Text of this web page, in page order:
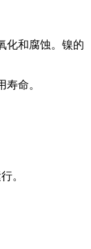
化和腐蚀。镍的
命。
。